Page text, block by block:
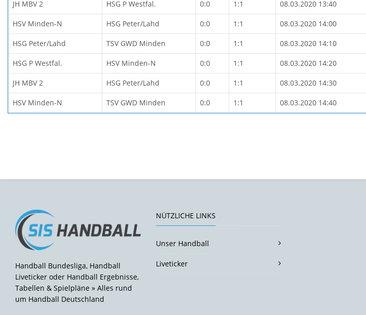
JH MBV 2 HSG P Westfal. 0:0 1:1 08.03.2020 13:40
HSV Minden-N HSG Peter/Lahd 0:0 1:1 08.03.2020 14:00
HSG Peter/Lahd TSV GWD Minden 0:0 1:1 08.03.2020 14:10
HSG P Westfal. HSV Minden-N 0:0 1:1 08.03.2020 14:20
JH MBV 2 HSG Peter/Lahd 0:0 1:1 08.03.2020 14:30
HSV Minden-N TSV GWD Minden 0:0 1:1 08.03.2020 14:40
Handball Bundesliga, Handball
Liveticker oder Handball Ergebnisse,
Tabellen & Spielpläne » Alles rund
um Handball Deutschland
NÜTZLICHE LINKS
Unser Handball
Liveticker